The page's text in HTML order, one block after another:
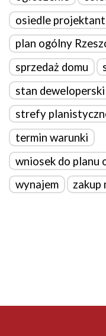
osiedle projektant
plan ogólny
sprzedaż domu
stan deweloperski
strefy
termin warunki
wniosek do planu
wynajem
zakup